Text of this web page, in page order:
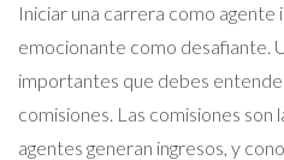
Iniciar una carrera como
emocionante como desafiante.
importantes que debes
comisiones. Las comisiones son
agentes generan ingresos, y